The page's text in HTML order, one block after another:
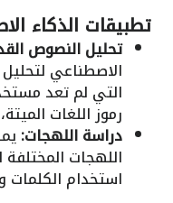
تطبيقات الذكاء
تحليل النصوص
الاصطناعي
التي لم تعد
رموز اللغات
دراسة اللهجات:
اللهجات
استخدام الكلمات